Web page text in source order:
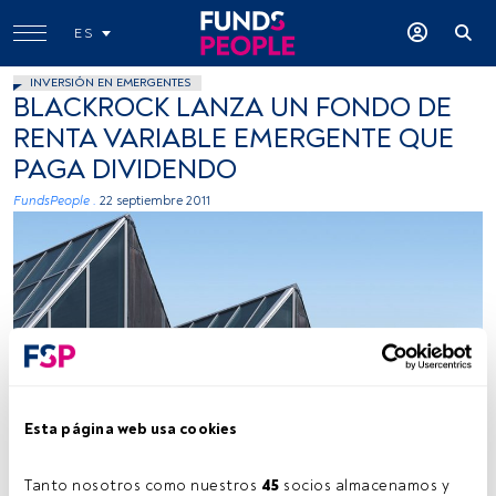
Esta página web usa cookies
Tanto nosotros como nuestros 45 socios almacenamos y
ES
INVERSIÓN EN EMERGENTES
BLACKROCK LANZA UN FONDO DE
RENTA VARIABLE EMERGENTE QUE
PAGA DIVIDENDO
FundsPeople . 22 septiembre 2011
Tiempo lectura:1 min.